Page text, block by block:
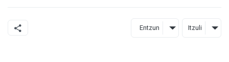
Entzun Itzuli